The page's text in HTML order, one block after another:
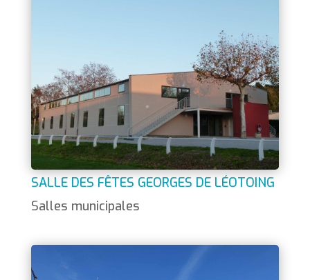
SALLE DES FÊTES GEORGES DE LÉOTOING
Salles municipales